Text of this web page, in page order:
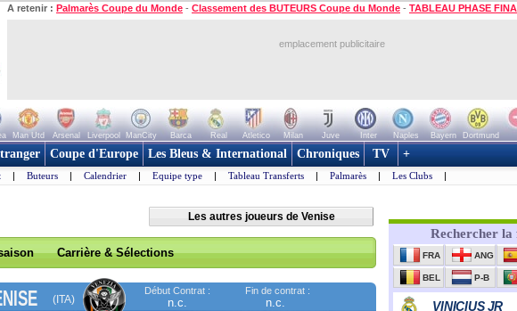
A retenir : Palmarès Coupe du Monde - Classement des BUTEURS Coupe du Monde - TABLEAU PHASE
emplacement publicitaire
Man Utd Arsenal Liverpool ManCity Barca Real Atletico Milan Juve Inter Naples Bayern
Dortmund
Coupe d'Europe Les Bleus & International Chroniques TV +
| Buteurs | Calendrier | Equipe type | Tableau Transferts | Palmarès | Les Clubs |
Les autres joueurs de Venise
Carrière & Sélections
(ITA)
Début Contrat :
n.c.
Fin de contrat :
n.c.